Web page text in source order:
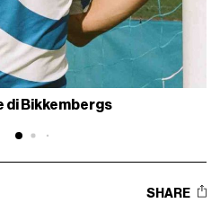
di Bikkembergs
SHARE